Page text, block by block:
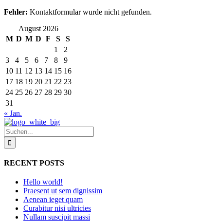
Fehler: Kontaktformular wurde nicht gefunden.
August 2026
M D M D F S
S
1
2
3
4 5 6 7 8
9
10 11 12 13 14 15 16
17 18 19 20 21 22 23
24 25 26 27 28 29 30
31
« Jan.
Suche
nach:
RECENT POSTS
Hello world!
Praesent ut sem dignissim
Aenean ieget quam
Curabitur nisi ultricies
Nullam suscipit massi